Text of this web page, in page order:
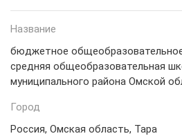
Название
бюджетное
средняя общеобразовательная
муниципального района Омской
Город
Россия, Омская область, Тара